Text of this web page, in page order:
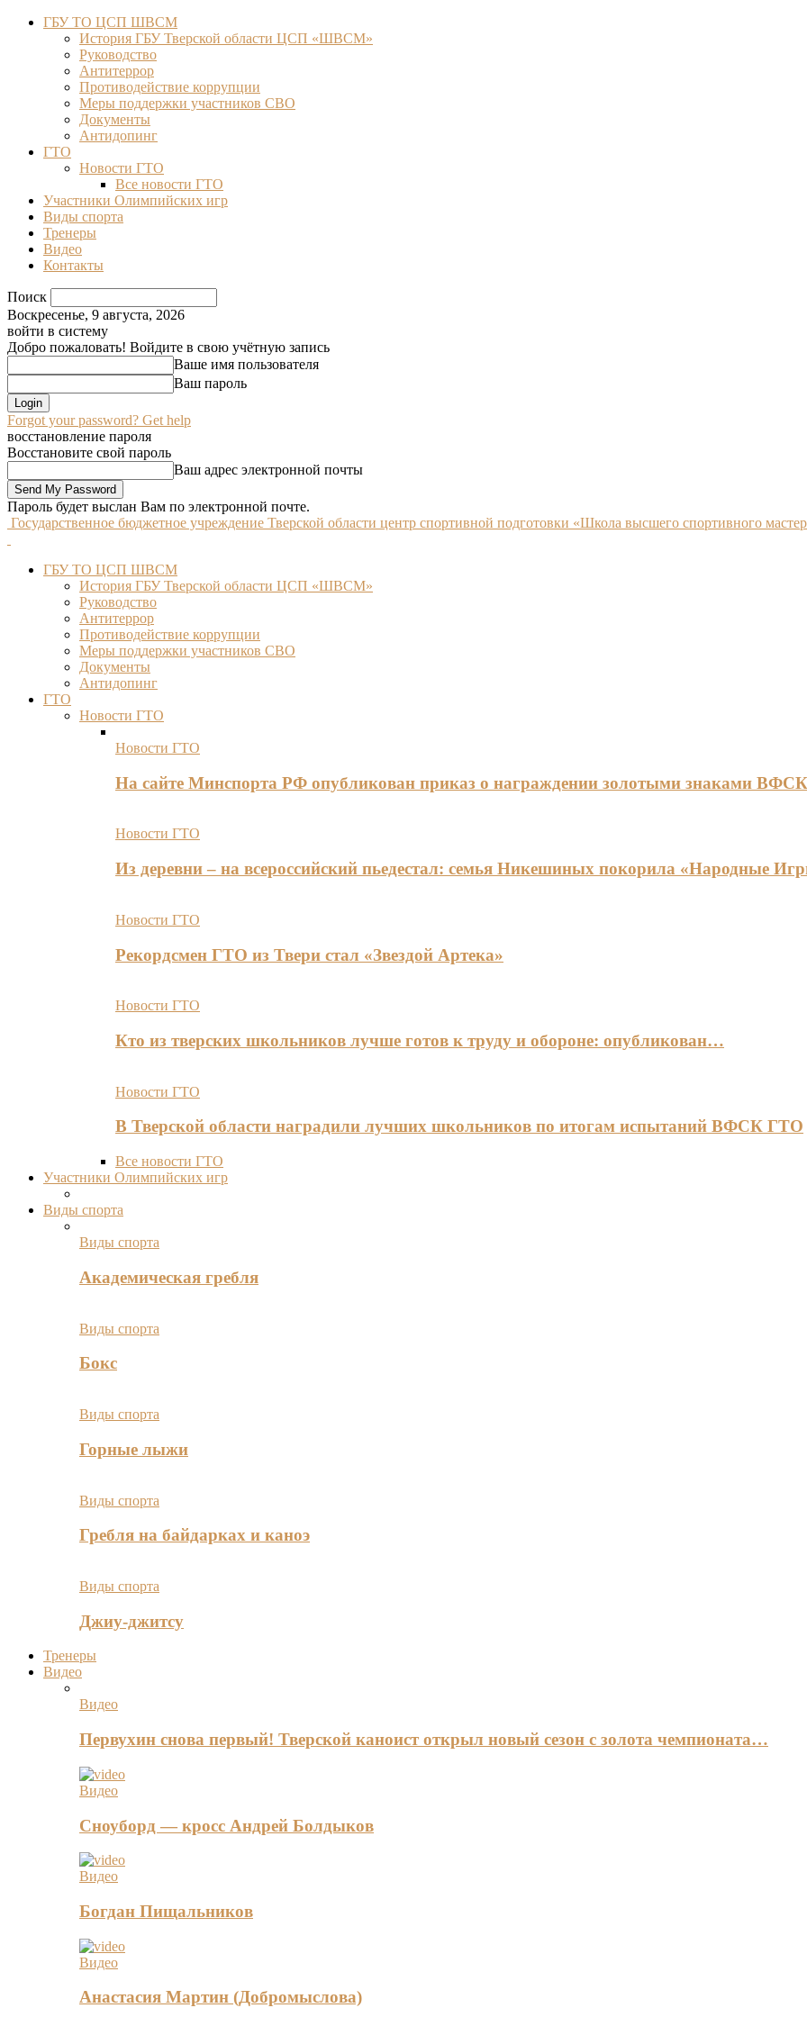
ГБУ ТО ЦСП ШВСМ
История ГБУ Тверской области ЦСП «ШВСМ»
Руководство
Антитеррор
Противодействие коррупции
Меры поддержки участников СВО
Документы
Антидопинг
ГТО
Новости ГТО
Все новости ГТО
Участники Олимпийских игр
Виды спорта
Тренеры
Видео
Контакты
Поиск
Воскресенье, 9 августа, 2026
войти в систему
Добро пожаловать! Войдите в свою учётную запись
Ваше имя пользователя
Ваш пароль
Forgot your password? Get help
восстановление пароля
Восстановите свой пароль
Ваш адрес электронной почты
Пароль будет выслан Вам по электронной почте.
Государственное бюджетное учреждение Тверской области центр спортивной подготовки «Школа высшего спортивного
ГБУ ТО ЦСП ШВСМ
История ГБУ Тверской области ЦСП «ШВСМ»
Руководство
Антитеррор
Противодействие коррупции
Меры поддержки участников СВО
Документы
Антидопинг
ГТО
Новости ГТО
Новости ГТО
На сайте Минспорта РФ опубликован приказ о награждении золотыми знаками
Новости ГТО
Из деревни – на всероссийский пьедестал: семья Никешиных покорила «Народные
Новости ГТО
Рекордсмен ГТО из Твери стал «Звездой Артека»
Новости ГТО
Кто из тверских школьников лучше готов к труду и обороне: опубликован…
Новости ГТО
В Тверской области наградили лучших школьников по итогам испытаний ВФСК ГТО
Все новости ГТО
Участники Олимпийских игр
Виды спорта
Виды спорта
Академическая гребля
Виды спорта
Бокс
Виды спорта
Горные лыжи
Виды спорта
Гребля на байдарках и каноэ
Виды спорта
Джиу-джитсу
Тренеры
Видео
Видео
Первухин снова первый! Тверской каноист открыл новый сезон с золота чемпионата…
Видео
Сноуборд — кросс Андрей Болдыков
Видео
Богдан Пищальников
Видео
Анастасия Мартин (Добромыслова)